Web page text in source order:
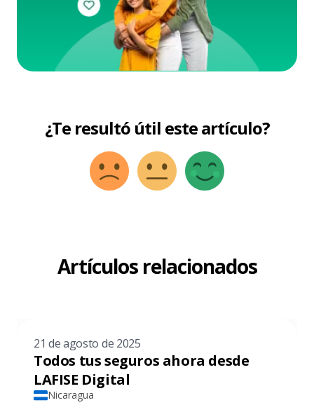
¿Te resultó útil este artículo?
Artículos relacionados
21 de agosto de 2025
Todos tus seguros ahora desde
LAFISE Digital
Nicaragua